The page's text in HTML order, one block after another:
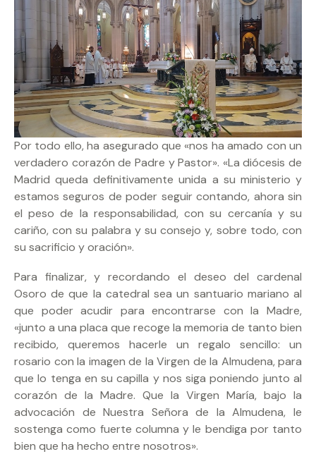
Por todo ello, ha asegurado que «nos ha amado con un
verdadero corazón de Padre y Pastor». «La diócesis de
Madrid queda definitivamente unida a su ministerio y
estamos seguros de poder seguir contando, ahora sin
el peso de la responsabilidad, con su cercanía y su
cariño, con su palabra y su consejo y, sobre todo, con
su sacrificio y oración».
Para finalizar, y recordando el deseo del cardenal
Osoro de que la catedral sea un santuario mariano al
que poder acudir para encontrarse con la Madre,
«junto a una placa que recoge la memoria de tanto bien
recibido, queremos hacerle un regalo sencillo: un
rosario con la imagen de la Virgen de la Almudena, para
que lo tenga en su capilla y nos siga poniendo junto al
corazón de la Madre. Que la Virgen María, bajo la
advocación de Nuestra Señora de la Almudena, le
sostenga como fuerte columna y le bendiga por tanto
bien que ha hecho entre nosotros».